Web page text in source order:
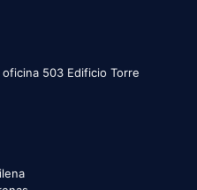
503 Edificio Torre